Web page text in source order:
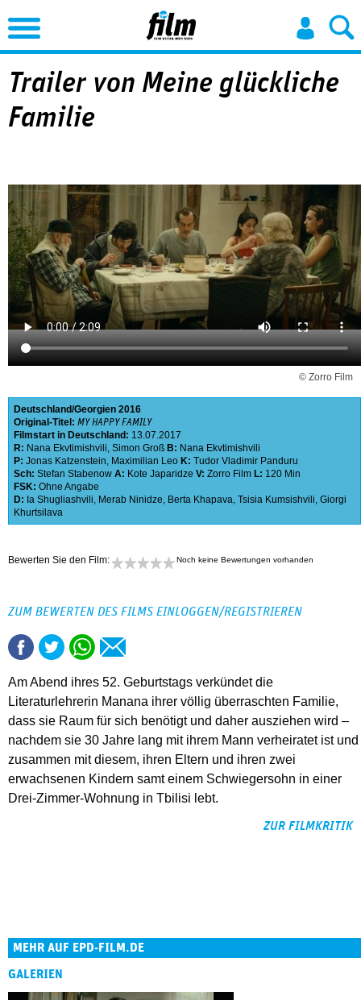
Jump to Navigation
Trailer von Meine glückliche
Familie
© Zorro Film
Deutschland Georgien 2016
Original-Titel: MY HAPPY FAMILY
Filmstart in Deutschland: 13.07.2017
R: Nana Ekvtimishvili, Simon Groß B: Nana Ekvtimishvili
P: Jonas Katzenstein, Maximilian Leo K: Tudor Vladimir Panduru
Sch: Stefan Stabenow A: Kote Japaridze V: Zorro Film L: 120 Min
FSK: Ohne Angabe
D: Ia Shugliashvili, Merab Ninidze, Berta Khapava, Tsisia Kumsishvili, Giorgi
Khurtsilava
Bewerten Sie den Film: Noch keine Bewertungen vorhanden
ZUM BEWERTEN DES FILMS EINLOGGEN/REGISTRIEREN
Am Abend ihres 52. Geburtstags verkündet die
Literaturlehrerin Manana ihrer völlig überraschten Familie,
dass sie Raum für sich benötigt und daher ausziehen wird –
nachdem sie 30 Jahre lang mit ihrem Mann verheiratet ist und
zusammen mit diesem, ihren Eltern und ihren zwei
erwachsenen Kindern samt einem Schwiegersohn in einer
Drei-Zimmer-Wohnung in Tbilisi lebt.
ZUR FILMKRITIK
MEHR AUF EPD-FILM.DE
GALERIEN